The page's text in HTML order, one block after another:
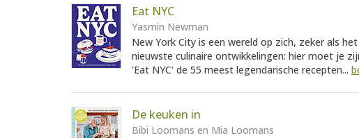
Eat NYC
Yasmin Newman
New York City is een wereld op zich, zeker als
nieuwste culinaire ontwikkelingen: hier moet je
'Eat NYC' de 55 meest legendarische recepten...
De keuken in
Bibi Loomans en Mia Loomans